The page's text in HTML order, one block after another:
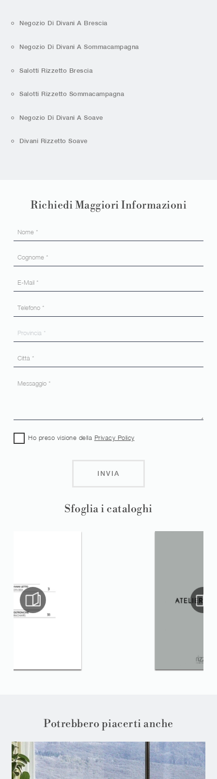
Negozio Di Divani A Brescia
Negozio Di Divani A Sommacampagna
Salotti Rizzetto Brescia
Salotti Rizzetto Sommacampagna
Negozio Di Divani A Soave
Divani Rizzetto Soave
Sfoglia i cataloghi
Richiedi Maggiori Informazioni
Ho preso visione della Privacy Policy
INVIA
Potrebbero piacerti anche